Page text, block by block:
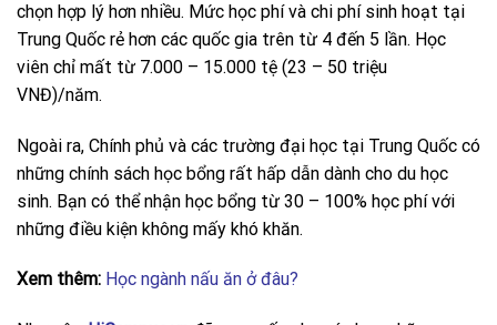
chọn hợp lý hơn nhiều. Mức học phí và chi phí sinh hoạt tại
Trung Quốc rẻ hơn các quốc gia trên từ 4 đến 5 lần. Học
viên chỉ mất từ 7.000 – 15.000 tệ (23 – 50 triệu
VNĐ)/năm.
Ngoài ra, Chính phủ và các trường đại học tại Trung Quốc có
những chính sách học bổng rất hấp dẫn dành cho du học
sinh. Bạn có thể nhận học bổng từ 30 – 100% học phí với
những điều kiện không mấy khó khăn.
Xem thêm: Học ngành nấu ăn ở đâu?